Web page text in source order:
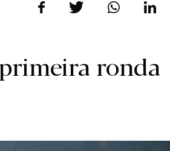
ronda